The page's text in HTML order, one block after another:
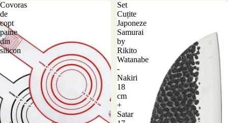
Covoras
de
copt
paine
din
silicon
Set
Cuțite
Japoneze
Samurai
by
Rikito
Watanabe
-
Nakiri
18
cm
+
Satar